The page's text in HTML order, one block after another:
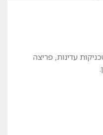
עדינות, פריצה